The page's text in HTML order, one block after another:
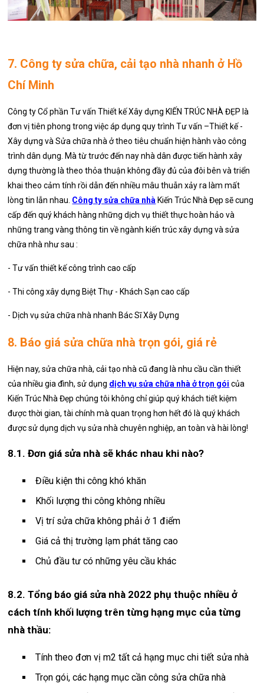
7. Công ty sửa chữa, cải tạo nhà nhanh ở Hồ
Chí Minh
Công ty Cổ phần Tư vấn Thiết kế Xây dựng KIẾN TRÚC NHÀ ĐẸP là
đơn vị tiên phong trong việc áp dụng quy trình Tư vấn –Thiết kế -
Xây dựng và Sửa chữa nhà ở theo tiêu chuẩn hiện hành vào công
trình dân dụng. Mà từ trước đến nay nhà dân được tiến hành xây
dựng thường là theo thỏa thuận không đầy đủ của đôi bên và triển
khai theo cảm tính rồi dẫn đến nhiều mâu thuẫn xảy ra làm mất
lòng tin lẫn nhau. Công ty sửa chữa nhà Kiến Trúc Nhà Đẹp sẽ cung
cấp đến quý khách hàng những dịch vụ thiết thực hoàn hảo và
những trang vàng thông tin về ngành kiến trúc xây dựng và sửa
chữa nhà như sau :
- Tư vấn thiết kế công trình cao cấp
- Thi công xây dựng Biệt Thự - Khách Sạn cao cấp
- Dịch vụ sửa chữa nhà nhanh Bác Sĩ Xây Dựng
8. Báo giá sửa chữa nhà trọn gói, giá rẻ
Hiện nay, sửa chữa nhà, cải tạo nhà cũ đang là nhu cầu cần thiết
của nhiều gia đình, sử dụng dịch vụ sửa chữa nhà ở trọn gói của
Kiến Trúc Nhà Đẹp chúng tôi không chỉ giúp quý khách tiết kiệm
được thời gian, tài chính mà quan trọng hơn hết đó là quý khách
được sử dụng dịch vụ sửa nhà chuyên nghiệp, an toàn và hài lòng!
8.1. Đơn giá sửa nhà sẽ khác nhau khi nào?
Điều kiện thi công khó khăn
Khối lượng thi công không nhiều
Vị trí sửa chữa không phải ở 1 điểm
Giá cả thị trường lạm phát tăng cao
Chủ đầu tư có những yêu cầu khác
8.2. Tổng báo giá sửa nhà 2022 phụ thuộc nhiều ở
cách tính khối lượng trên từng hạng mục của từng
nhà thầu:
Tính theo đơn vị m2 tất cả hạng mục chi tiết sửa nhà
Trọn gói, các hạng mục cần công sửa chữa nhà